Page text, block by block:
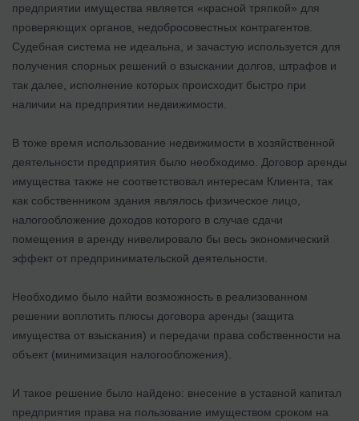
предприятии имущества является «красной тряпкой» для
проверяющих органов, недобросовестных контрагентов.
Судебная система не идеальна, и зачастую используется для
получения спорных решений о взыскании долгов, штрафов и
так далее, исполнение которых происходит быстро при
наличии на предприятии недвижимости.
В тоже время использование недвижимости в хозяйственной
деятельности предприятия было необходимо. Договор аренды
имущества также не соответствовал интересам Клиента, так
как собственником здания являлось физическое лицо,
налогообложение доходов которого в случае сдачи
помещения в аренду нивелировало бы весь экономический
эффект от предпринимательской деятельности.
Необходимо было найти возможность в реализованном
решении воплотить плюсы договора аренды (защита
имущества от взыскания) и передачи права собственности на
объект (минимизация налогообложения).
И такое решение было найдено: внесение в уставной капитал
предприятия права на пользование имуществом сроком на